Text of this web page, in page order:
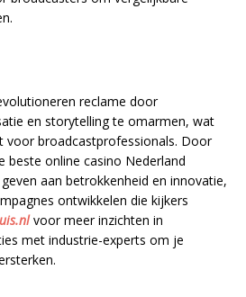
reclame door
en storytelling te omarmen, wat
voor broadcastprofessionals. Door
beste online casino Nederland
aan betrokkenheid en innovatie,
ontwikkelen die kijkers
voor meer inzichten in
met industrie-experts om je